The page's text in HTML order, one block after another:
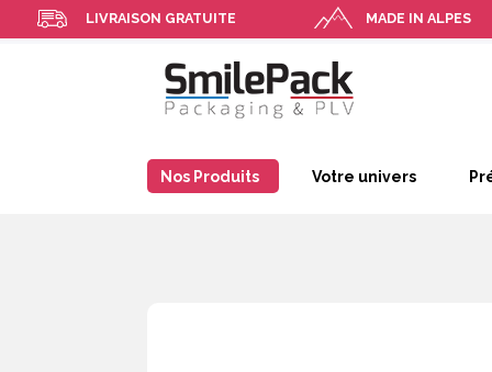
LIVRAISON GRATUITE MADE IN ALPES
Nos Produits Votre univers